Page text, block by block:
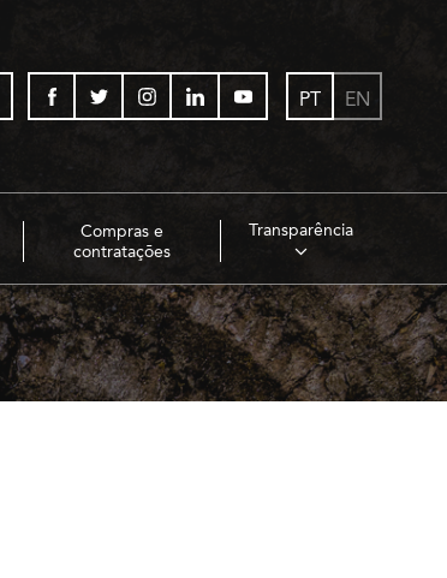
PT EN
Compras e
contratações
Transparência